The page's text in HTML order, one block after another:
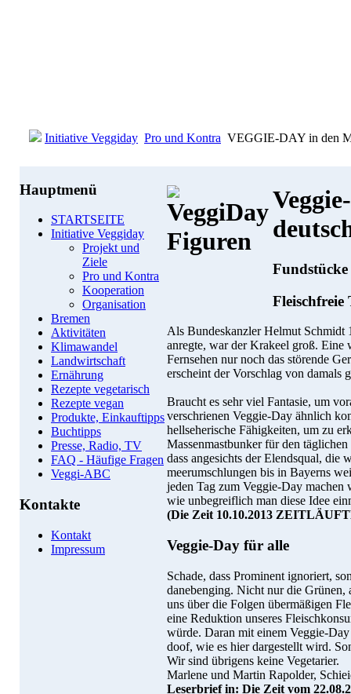
Initiative Veggiday Pro und Kontra VEGGIE-DAY in den
Hauptmenü
STARTSEITE
Initiative Veggiday
Projekt und
Ziele
Pro und Kontra
Kooperation
Organisation
Bremen
Aktivitäten
Klimawandel
Landwirtschaft
Ernährung
Rezepte vegetarisch
Rezepte vegan
Produkte, Einkauftipps
Buchtipps
Presse, Radio, TV
FAQ - Häufige Fragen
Veggi-ABC
Kontakte
Kontakt
Impressum
Fleischfreie
Als Bundeskanzler Helmut Schmidt
anregte, war der Krakeel groß.
Fernsehen nur noch das störende
erscheint der Vorschlag von damals
Braucht es sehr viel Fantasie, um
verschrienen Veggie-Day ähnlich
hellseherische Fähigkeiten, um zu
Massenmastbunker für den
dass angesichts der Elendsqual, die
meerumschlungen bis in Bayerns
jeden Tag zum Veggie-Day
wie unbe­greiflich man diese Idee
(Die Zeit 10.10.2013
Veggie-Day für alle
Schade, dass Prominent ignoriert,
danebenging. Nicht nur die
uns über die Folgen übermäßigen
eine Reduktion unseres
würde. Daran mit einem Veggie-
doof, wie es hier dargestellt wird.
Wir sind übrigens keine Vegetarier.
Marlene und Martin Rapolder,
Leserbrief in: Die Zeit vom